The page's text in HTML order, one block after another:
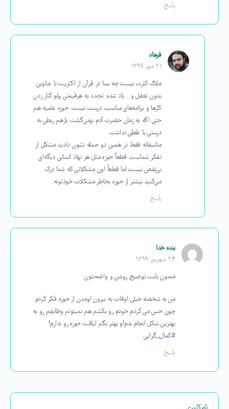
پاسخ
فرهاد
۲۱ مهر ۱۳۹۹
ملاک کثرت نیست چه بسا در قرآن از اکثریت با عناوین
بدون تعقل و… یاد شده. تجدد به هرقیمتی ولو کنار زدن
کارها و برنامه‌های مناسب، درست نیست. حوزه علمیه هم
حتی اگه به زمان حضرت آدم برمی‌گشت بازهم ربطی به
درستی یا غلطی نداشت.
متاسفانه فقط در همین دو جمله نشون دادید مشکل از
تفکر شماست. قطعاً حوزه مثل هر نهاد انسانی دیگه‌ای
بی‌نقص نیست اما قطعاً اون مشکلاتی که شما درک
می‌کنید بیشتر از حوزه بخاطر مشکلات خودتونه.
پاسخ
بنده خدا
۲۴ شهریور ۱۳۹۹
ممنون بابت توضیح روشن و واضحتون
من به شخصه خیلی اوقات به بیرون اومدن از حوزه فکر کردم
چون حس می کردم خودم رو بکشم هم نمیتونم وظایفم رو به
بهترین شکل انجام بدم!و بهتر بگم لیاقت حوزه رو ندارم!
#کمال_گرایی
پاسخ